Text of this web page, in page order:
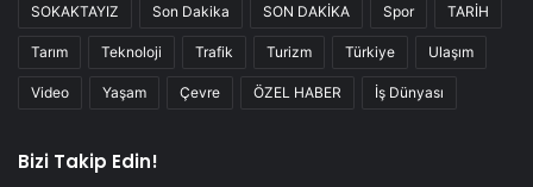
SOKAKTAYIZ Son Dakika SON DAKİKA Spor TARİH
Tarım Teknoloji Trafik Turizm Türkiye Ulaşım
Video Yaşam Çevre ÖZEL HABER İş Dünyası
Bizi Takip Edin!